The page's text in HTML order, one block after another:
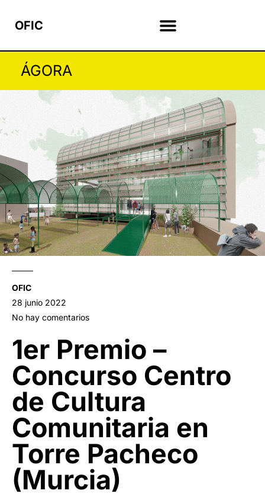
OFIC
ÁGORA
OFIC
28 junio 2022
No hay comentarios
1er Premio –
Concurso Centro
de Cultura
Comunitaria en
Torre Pacheco
(Murcia)